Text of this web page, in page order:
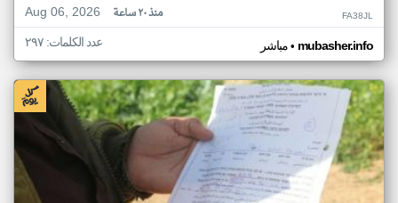
Aug 06, 2026
منذ ٢٠ ساعة FA38JL
مباشر• mubasher.info عدد الكلمات: ٢٩٧